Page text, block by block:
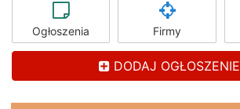
Ogłoszenia Firmy
DODAJ OGŁOSZENIE